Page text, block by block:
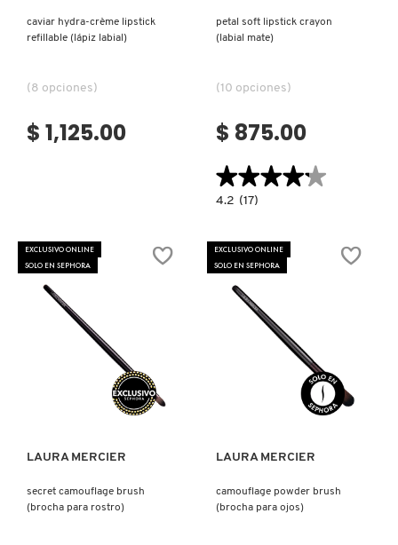
caviar hydra-crème lipstick
refillable (lápiz labial)
(8 opciones)
$ 1,125.00
petal soft lipstick crayon
(labial mate)
(10 opciones)
$ 875.00
★★★★★
★★★★★
4.2
LIPSTICK
CRAYON
(LABIAL
4.2 (17)
EXCLUSIVO ONLINE
SOLO EN SEPHORA
Ver más
LAURA MERCIER
secret camouflage brush
(brocha para rostro)
EXCLUSIVO ONLINE
SOLO EN SEPHORA
Ver más
LAURA MERCIER
camouflage powder brush
(brocha para ojos)